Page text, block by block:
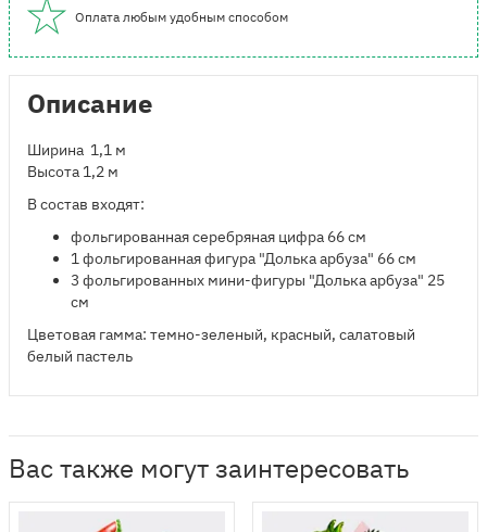
Оплата любым удобным способом
Описание
Ширина 1,1 м
Высота 1,2 м
В состав входят:
фольгированная серебряная цифра 66 см
1 фольгированная фигура "Долька арбуза" 66 см
3 фольгированных мини-фигуры "Долька арбуза" 25
см
Цветовая гамма: темно-зеленый, красный, салатовый
белый пастель
Вас также могут заинтересовать